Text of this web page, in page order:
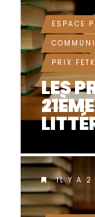
ESPACE
PRIX
LES
IL Y A 2